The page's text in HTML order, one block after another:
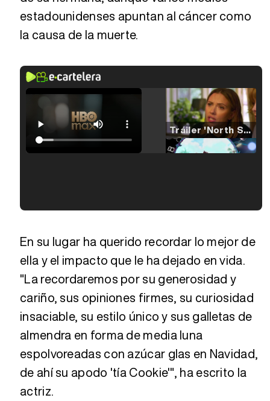
estadounidenses apuntan al cáncer como
la causa de la muerte.
Tráiler 'North Star' (2023)
Tráiler 'Do Not Enter' (2026)
En su lugar ha querido recordar lo mejor de
ella y el impacto que le ha dejado en vida.
"La recordaremos por su generosidad y
cariño, sus opiniones firmes, su curiosidad
insaciable, su estilo único y sus galletas de
almendra en forma de media luna
espolvoreadas con azúcar glas en Navidad,
de ahí su apodo 'tía Cookie'", ha escrito la
actriz.